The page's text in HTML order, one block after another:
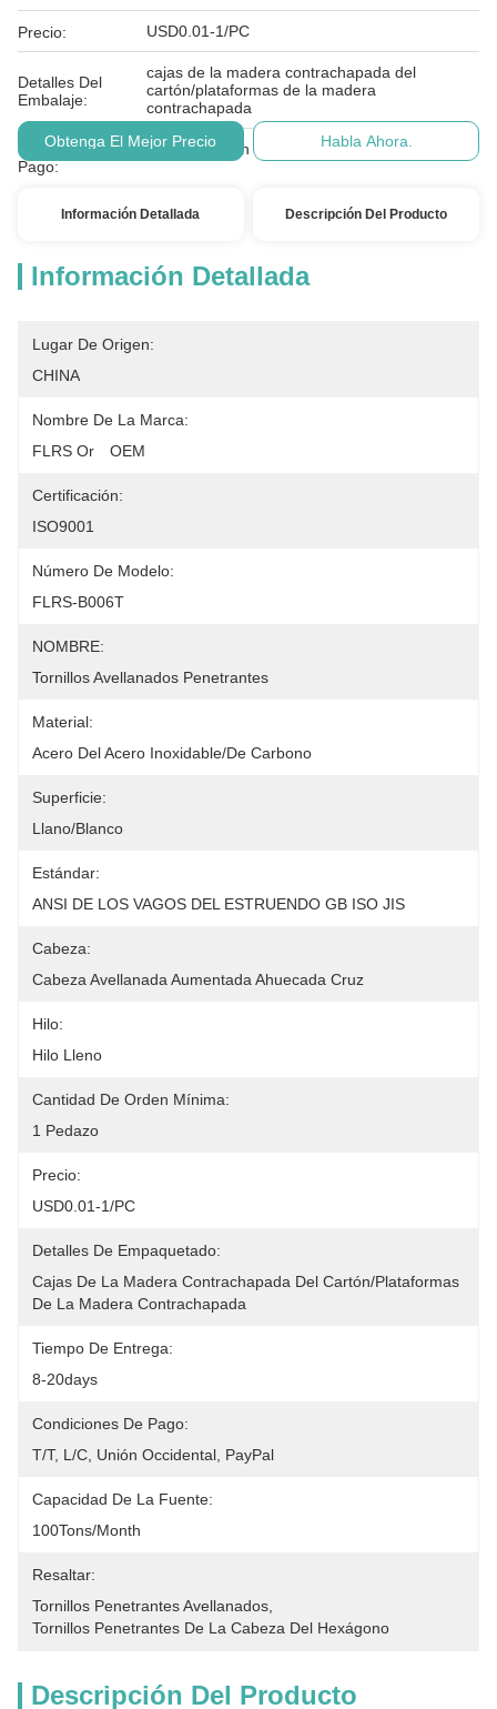
Precio: USD0.01-1/PC
Detalles Del
Embalaje:
cajas de la madera contrachapada del
cartón/plataformas de la madera
contrachapada
Condiciones De
Pago:
T/T, L/C, unión occidental, PayPal
Obtenga El Mejor Precio Habla Ahora.
Información Detallada Descripción Del Producto
Información Detallada
Lugar De Origen:
CHINA
Nombre De La Marca:
FLRS Or　OEM
Certificación:
ISO9001
Número De Modelo:
FLRS-B006T
NOMBRE:
Tornillos Avellanados Penetrantes
Material:
Acero Del Acero Inoxidable/de Carbono
Superficie:
Llano/blanco
Estándar:
ANSI DE LOS VAGOS DEL ESTRUENDO GB ISO JIS
Cabeza:
Cabeza Avellanada Aumentada Ahuecada Cruz
Hilo:
Hilo Lleno
Cantidad De Orden Mínima:
1 Pedazo
Precio:
USD0.01-1/PC
Detalles De Empaquetado:
Cajas De La Madera Contrachapada Del Cartón/plataformas
De La Madera Contrachapada
Tiempo De Entrega:
8-20days
Condiciones De Pago:
T/T, L/C, Unión Occidental, PayPal
Capacidad De La Fuente:
100Tons/Month
Resaltar:
Tornillos Penetrantes Avellanados
Tornillos Penetrantes De La Cabeza Del Hexágono
Descripción Del Producto